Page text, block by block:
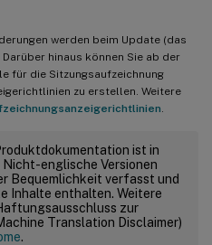
werden beim Update (das
hinaus können Sie ab der
für die Sitzungsaufzeichnung
zu erstellen. Weitere
ist in
englische Versionen
Bequemlichkeit verfasst und
Inhalte enthalten. Weitere
zur
Translation Disclaimer)
.